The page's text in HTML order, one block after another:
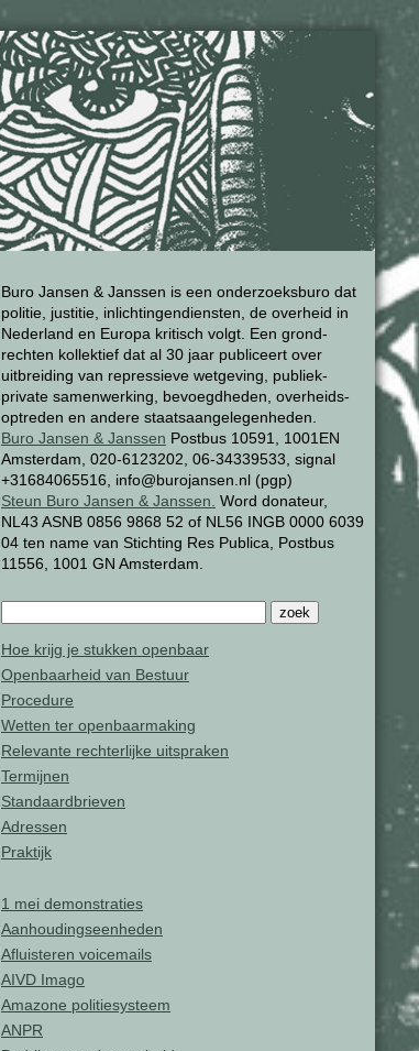
Buro Jansen & Janssen is een onderzoeksburo dat
politie, justitie, inlichtingendiensten, de overheid in
Nederland en Europa kritisch volgt. Een grond-
rechten kollektief dat al 30 jaar publiceert over
uitbreiding van repressieve wetgeving, publiek-
private samenwerking, bevoegdheden, overheids-
optreden en andere staatsaangelegenheden.
Buro Jansen & Janssen Postbus 10591, 1001EN
Amsterdam, 020-6123202, 06-34339533, signal
+31684065516, info@burojansen.nl (pgp)
Steun Buro Jansen & Janssen. Word donateur,
NL43 ASNB 0856 9868 52 of NL56 INGB 0000 6039
04 ten name van Stichting Res Publica, Postbus
11556, 1001 GN Amsterdam.
Hoe krijg je stukken openbaar
Openbaarheid van Bestuur
Procedure
Wetten ter openbaarmaking
Relevante rechterlijke uitspraken
Termijnen
Standaardbrieven
Adressen
Praktijk
1 mei demonstraties
Aanhoudingseenheden
Afluisteren voicemails
AIVD Imago
Amazone politiesysteem
ANPR